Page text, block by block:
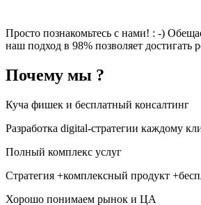
Просто познакомьтесь с нами! : -)
наш подход в 98% позволяет достигать
Почему мы ?
Куча фишек и бесплатный консалтинг
Разработка digital-стратегии каждому
Полный комплекс услуг
Стратегия +комплексный продукт
Хорошо понимаем рынок и ЦА